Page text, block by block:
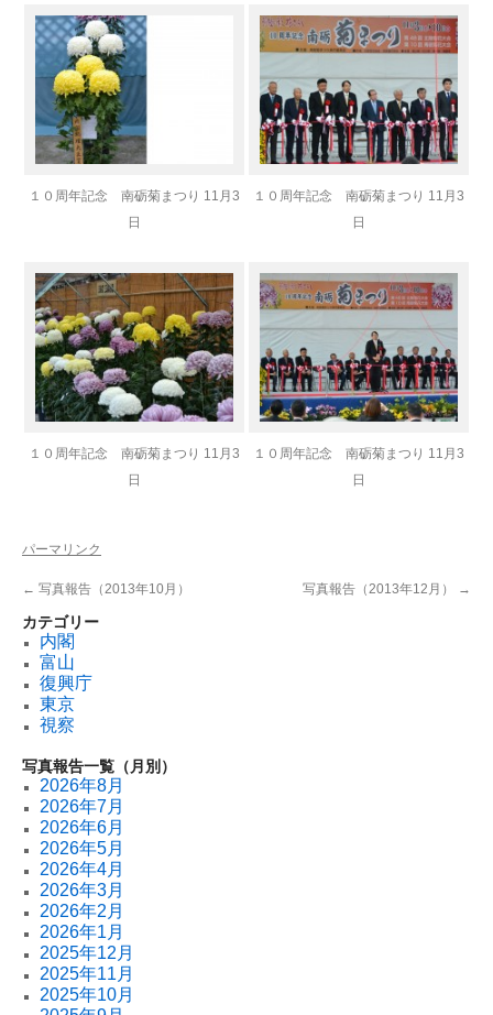
１０周年記念 南砺菊まつり 11月3
日
１０周年記念 南砺菊まつり 11月3
日
１０周年記念 南砺菊まつり 11月3
日
１０周年記念 南砺菊まつり 11月3
日
パーマリンク
← 写真報告（2013年10月） 写真報告（2013年12月） →
カテゴリー
内閣
富山
復興庁
東京
視察
写真報告一覧（月別）
2026年8月
2026年7月
2026年6月
2026年5月
2026年4月
2026年3月
2026年2月
2026年1月
2025年12月
2025年11月
2025年10月